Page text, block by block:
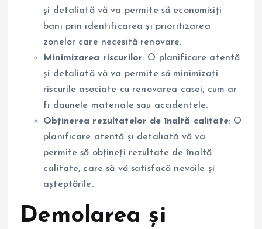
și detaliată vă va permite să economisiți
bani prin identificarea și prioritizarea
zonelor care necesită renovare.
Minimizarea riscurilor: O planificare atentă
și detaliată vă va permite să minimizați
riscurile asociate cu renovarea casei, cum ar
fi daunele materiale sau accidentele.
Obținerea rezultatelor de înaltă calitate: O
planificare atentă și detaliată vă va
permite să obțineți rezultate de înaltă
calitate, care să vă satisfacă nevoile și
așteptările.
Demolarea și